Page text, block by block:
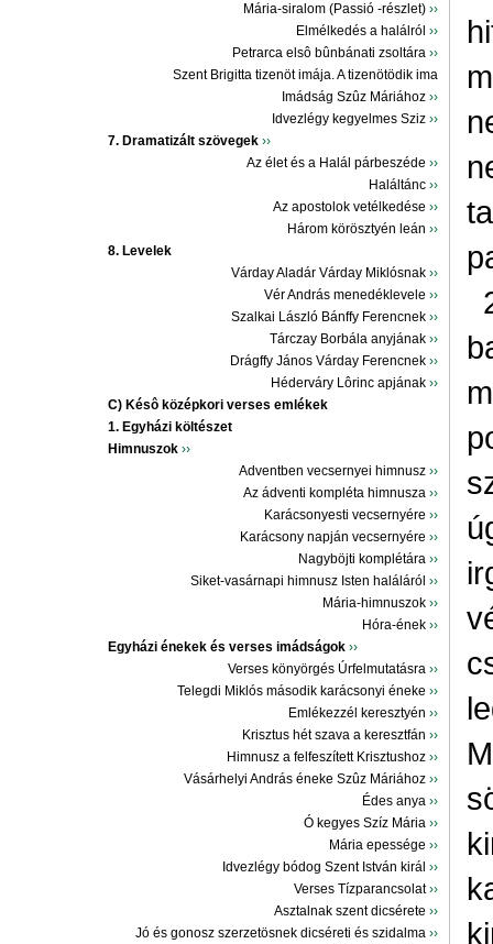
Mária-siralom (Passió -részlet) ››
Elmélkedés a halálról ››
Petrarca elsô bûnbánati zsoltára ››
Szent Brigitta tizenöt imája. A tizenötödik ima
Imádság Szûz Máriához ››
Idvezlégy kegyelmes Sziz ››
7. Dramatizált szövegek ››
Az élet és a Halál párbeszéde ››
Haláltánc ››
Az apostolok vetélkedése ››
Három körösztyén leán ››
8. Levelek
Várday Aladár Várday Miklósnak ››
Vér András menedéklevele ››
Szalkai László Bánffy Ferencnek ››
Tárczay Borbála anyjának ››
Drágffy János Várday Ferencnek ››
Héderváry Lôrinc apjának ››
C) Késô középkori verses emlékek
1. Egyházi költészet
Himnuszok ››
Adventben vecsernyei himnusz ››
Az ádventi kompléta himnusza ››
Karácsonyesti vecsernyére ››
Karácsony napján vecsernyére ››
Nagyböjti komplétára ››
Siket-vasárnapi himnusz Isten haláláról ››
Mária-himnuszok ››
Hóra-ének ››
Egyházi énekek és verses imádságok ››
Verses könyörgés Úrfelmutatásra ››
Telegdi Miklós második karácsonyi éneke ››
Emlékezzél keresztyén ››
Krisztus hét szava a keresztfán ››
Himnusz a felfeszített Krisztushoz ››
Vásárhelyi András éneke Szûz Máriához ››
Édes anya ››
Ó kegyes Szíz Mária ››
Mária epessége ››
Idvezlégy bódog Szent István királ ››
Verses Tízparancsolat››
Asztalnak szent dicsérete ››
Jó és gonosz szerzetösnek dicséreti és szidalma ››